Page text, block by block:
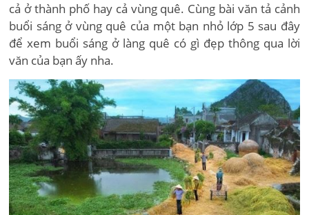
cả ở thành phố hay cả vùng quê. Cùng bài văn tả cảnh
buổi sáng ở vùng quê của một bạn nhỏ lớp 5 sau đây
để xem buổi sáng ở làng quê có gì đẹp thông qua lời
văn của bạn ấy nha.